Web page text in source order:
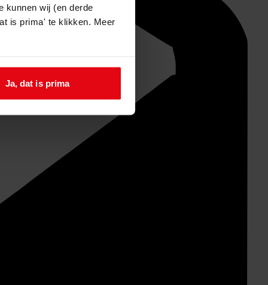
kunnen wij (en derde
is prima' te klikken. Meer
Ja, dat is prima